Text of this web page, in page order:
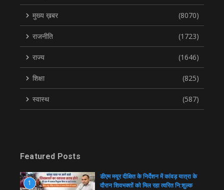
मुख्य ख़बर (8070)
राजनीति (1723)
राज्य (1646)
शिक्षा (825)
स्वास्थ (587)
Featured Posts
1
डीएम मयूर दीक्षित के निर्देशन में कांवड़ यात्रा के
दौरान शिवभक्तों को मिल रहा त्वरित नि:शुल्क